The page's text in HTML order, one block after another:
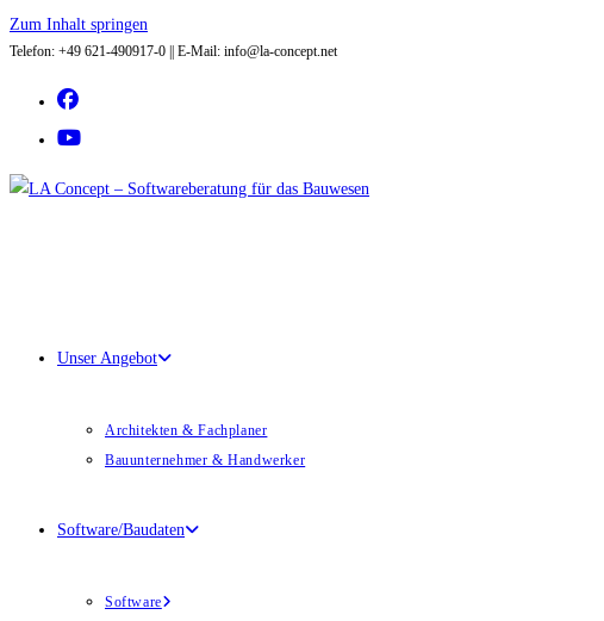
Zum Inhalt springen
Telefon: +49 621-490917-0 || E-Mail: info@la-concept.net
Unser Angebot
Architekten & Fachplaner
Bauunternehmer & Handwerker
Software/Baudaten
Software